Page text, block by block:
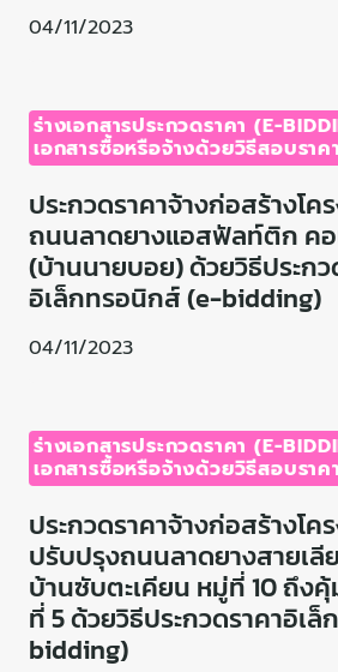
04/11/2023
ร่างเอกสารประกวดราคา (E-
เอกสารซื้อหรือจ้างด้วยวิธีสอบราคา
ประกวดราคาจ้างก่อสร้างโค
ถนนลาดยางแอสฟัลท์ติก ค
(บ้านนายบอย) ด้วยวิธีประกว
อิเล็กทรอนิกส์ (e-bidding)
04/11/2023
ร่างเอกสารประกวดราคา (E-
เอกสารซื้อหรือจ้างด้วยวิธีสอบราคา
ประกวดราคาจ้างก่อสร้างโ
ปรับปรุงถนนลาดยางสายเลี
บ้านซับตะเคียน หมู่ที่ 10 ถึง
ที่ 5 ด้วยวิธีประกวดราคาอิเ
bidding)